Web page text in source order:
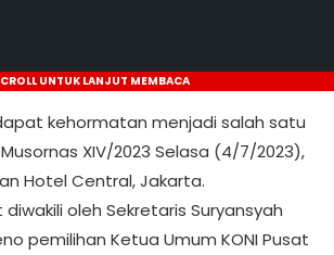
UNTUK LANJUT MEMBACA
kehormatan menjadi salah satu
XIV/2023 Selasa (4/7/2023),
Hotel Central, Jakarta.
diwakili oleh Sekretaris Suryansyah
pemilihan Ketua Umum KONI Pusat